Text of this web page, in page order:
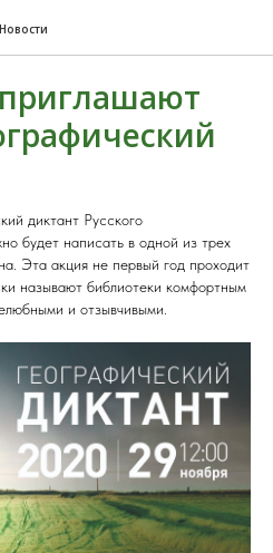
Новости
диктант Русского
будет написать в одной из трех
Эта акция не первый год проходит
называют библиотеки комфортным
и отзывчивыми.